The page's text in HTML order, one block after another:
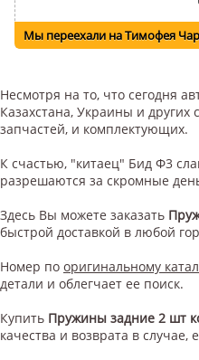
Мы переехали на Тимофея
Несмотря на то, что сегодня
Казахстана, Украины и других
запчастей, и комплектующих.
К счастью, "китаец" Бид Ф3
разрешаются за скромные
Здесь Вы можете заказать
быстрой доставкой в любой
Номер по оригинальному
детали и облегчает ее поиск.
Купить Пружины задние 2 шт
качества и возврата в случае,